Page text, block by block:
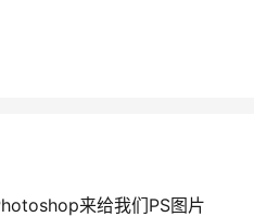
来给我们PS图片